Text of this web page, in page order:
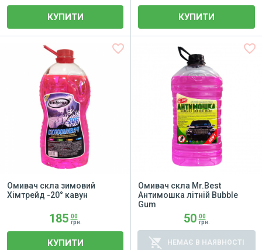
КУПИТИ КУПИТИ
Омивач скла зимовий
Хімтрейд -20° кавун
185 00
грн.
КУПИТИ
favorite_border
Омивач скла Mr.Best
Антимошка літній Bubble
Gum
50 00
грн.
remove_shopping_cart НЕМАЄ В НАЯВНОСТІ
favorite_border